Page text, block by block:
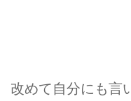
改めて自分にも言